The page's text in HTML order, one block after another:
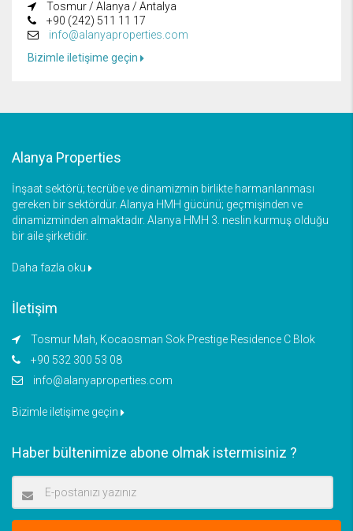
Tosmur / Alanya / Antalya
+90 (242) 511 11 17
info@alanyaproperties.com
Bizimle iletişime geçin
Alanya Properties
İnşaat sektörü; tecrübe ve dinamizmin birlikte harmanlanması
gereken bir sektördür. Alanya HMH gücünü; geçmişinden ve
dinamizminden almaktadır. Alanya HMH 3. neslin kurmuş olduğu
bir aile şirketidir.
Daha fazla oku
İletişim
Tosmur Mah, Kocaosman Sok Prestige Residence C Blok
+90 532 300 53 08
info@alanyaproperties.com
Bizimle iletişime geçin
Haber bültenimize abone olmak istermisiniz ?